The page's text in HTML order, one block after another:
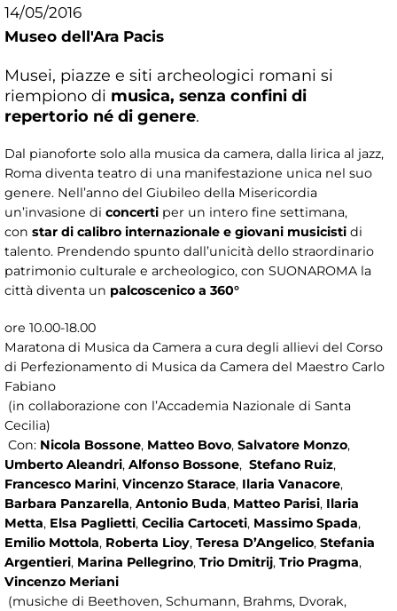
14/05/2016
Museo dell'Ara Pacis
Musei, piazze e siti archeologici romani si
riempiono di musica, senza confini di
repertorio né di genere.
Dal pianoforte solo alla musica da camera, dalla lirica al jazz,
Roma diventa teatro di una manifestazione unica nel suo
genere. Nell’anno del Giubileo della Misericordia
un’invasione di concerti per un intero fine settimana,
con star di calibro internazionale e giovani musicisti di
talento. Prendendo spunto dall’unicità dello straordinario
patrimonio culturale e archeologico, con SUONAROMA la
città diventa un palcoscenico a 360°
ore 10.00-18.00
Maratona di Musica da Camera a cura degli allievi del Corso
di Perfezionamento di Musica da Camera del Maestro Carlo
Fabiano
(in collaborazione con l’Accademia Nazionale di Santa
Cecilia)
Con: Nicola Bossone, Matteo Bovo, Salvatore Monzo,
Umberto Aleandri, Alfonso Bossone, Stefano Ruiz,
Francesco Marini, Vincenzo Starace, Ilaria Vanacore,
Barbara Panzarella, Antonio Buda, Matteo Parisi, Ilaria
Metta, Elsa Paglietti, Cecilia Cartoceti, Massimo Spada,
Emilio Mottola, Roberta Lioy, Teresa D’Angelico, Stefania
Argentieri, Marina Pellegrino, Trio Dmitrij, Trio Pragma,
Vincenzo Meriani
(musiche di Beethoven, Schumann, Brahms, Dvorak,